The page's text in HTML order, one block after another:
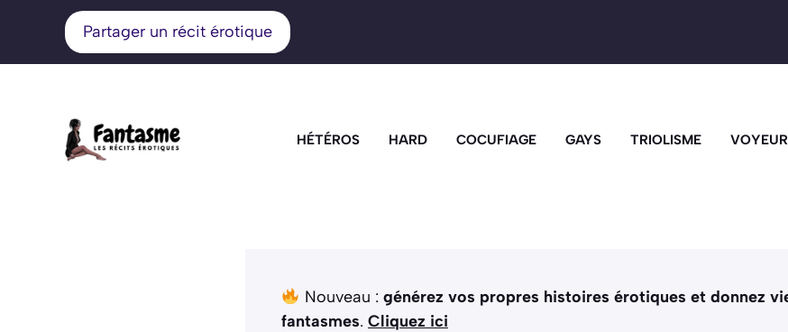
contenu
Partager un récit érotique
HÉTÉROS HARD COCUFIAGE GAYS TRIOLISME
Nouveau : générez vos propres histoires érotiques et donnez
fantasmes. Cliquez ici